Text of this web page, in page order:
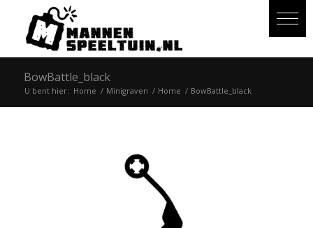
BowBattle_black
U bent hier: Home / Minigraven / Home / BowBattle_black